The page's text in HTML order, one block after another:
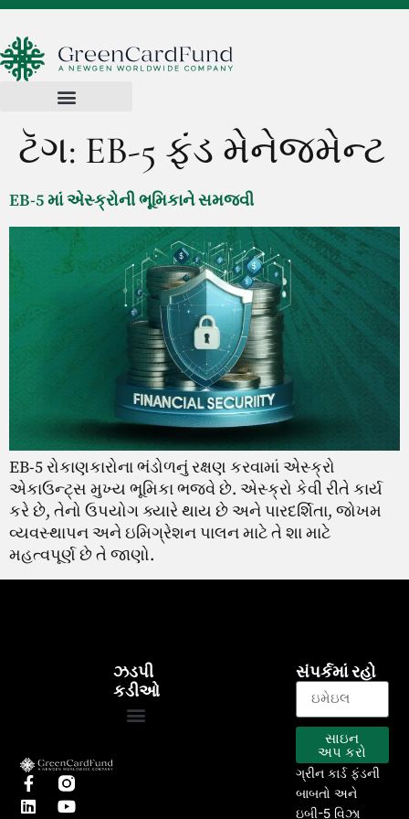
ટૅગ: EB-5 ફંડ મેનેજમેન્ટ
EB-5 માં એસ્ક્રોની ભૂમિકાને સમજવી
EB-5 રોકાણકારોના ભંડોળનું રક્ષણ કરવામાં એસ્ક્રો
એકાઉન્ટ્સ મુખ્ય ભૂમિકા ભજવે છે. એસ્ક્રો કેવી રીતે કાર્ય
કરે છે, તેનો ઉપયોગ ક્યારે થાય છે અને પારદર્શિતા, જોખમ
વ્યવસ્થાપન અને ઇમિગ્રેશન પાલન માટે તે શા માટે
મહત્વપૂર્ણ છે તે જાણો.
ઝડપી
કડીઓ
સંપર્કમાં રહો
સાઇન
અપ કરો
ગ્રીન કાર્ડ ફંડની
બાબતો અને
ઇબી-5 વિઝા